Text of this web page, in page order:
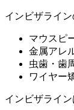
インビザライ
マウスピ
金属アレ
虫歯・歯
ワイヤー
インビザライ